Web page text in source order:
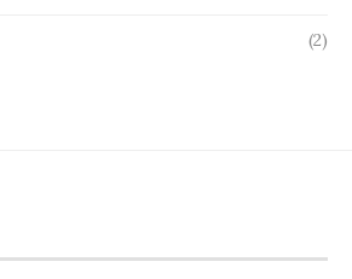
(2)